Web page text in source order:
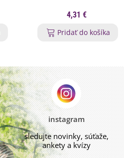
4,31 €
Pridať do košíka
instagram
sledujte novinky, súťaže,
ankety a kvízy